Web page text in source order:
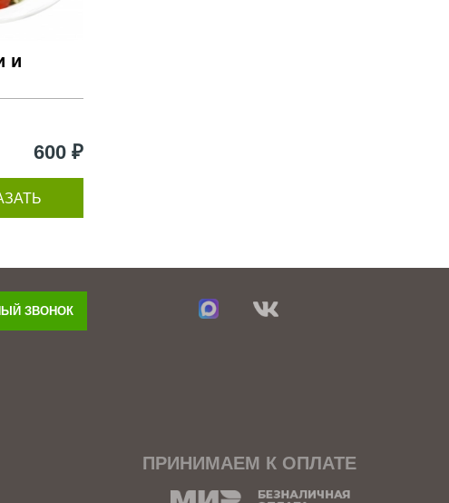
и
600 ₽
ЗВОНОК
ПРИНИМАЕМ К ОПЛАТЕ